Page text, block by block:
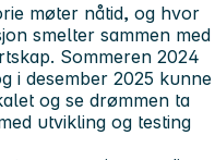
møter nåtid, og hvor
smelter sammen med
Sommeren 2024
i desember 2025 kunne
og se drømmen ta
utvikling og testing